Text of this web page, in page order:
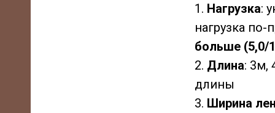
1. Нагрузка:
нагрузка по-
больше (5,0/
2. Длина: 3м,
длины
3. Ширина